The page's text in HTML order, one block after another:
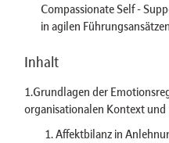
Compassionate Self -
in agilen
Inhalt
1.Grundlagen der
organisationalen Kontext
Affektbilanz in